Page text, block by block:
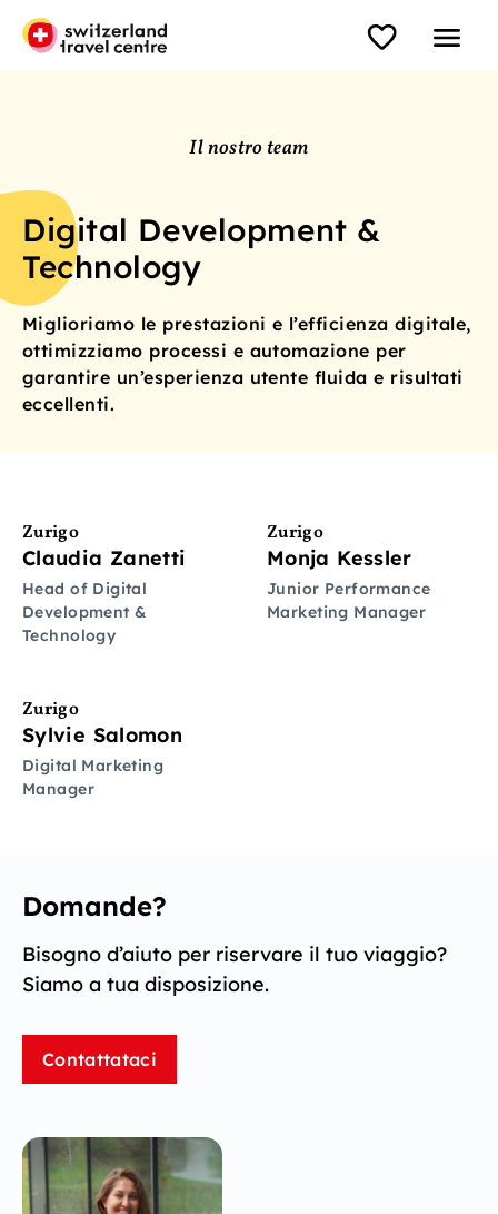
Il nostro team
Digital Development &
Technology
Miglioriamo le prestazioni e l’efficienza digitale,
ottimizziamo processi e automazione per
garantire un’esperienza utente fluida e risultati
eccellenti.
Zurigo
Claudia Zanetti
Head of Digital
Development &
Technology
Zurigo
Monja Kessler
Junior Performance
Marketing Manager
Zurigo
Sylvie Salomon
Digital Marketing
Manager
Domande?
Bisogno d’aiuto per riservare il tuo viaggio?
Siamo a tua disposizione.
Contattataci